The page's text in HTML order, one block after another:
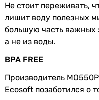
99.8 %
Эффективная очистка
от органических
от органических
от органических
от органических
от органических
Не стоит переживать,
лишит воду полезных
большую часть важных
а не из воды.
BPA FREE
Производитель
Ecosoft позаботился о